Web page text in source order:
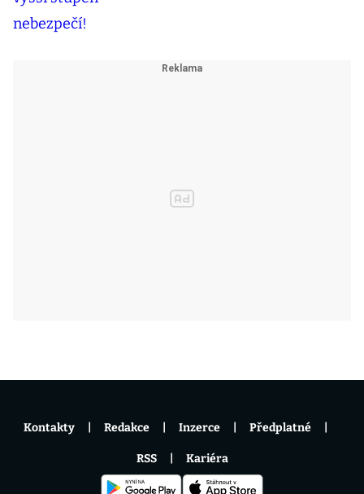
Kontakty Redakce Inzerce Předplatné
RSS Kariéra